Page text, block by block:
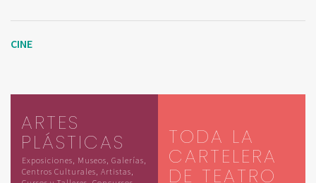
CINE
ARTES
PLÁSTICAS
Exposiciones, Museos, Galerías,
Centros Culturales, Artistas,
TODA LA
CARTELERA
DE TEATRO